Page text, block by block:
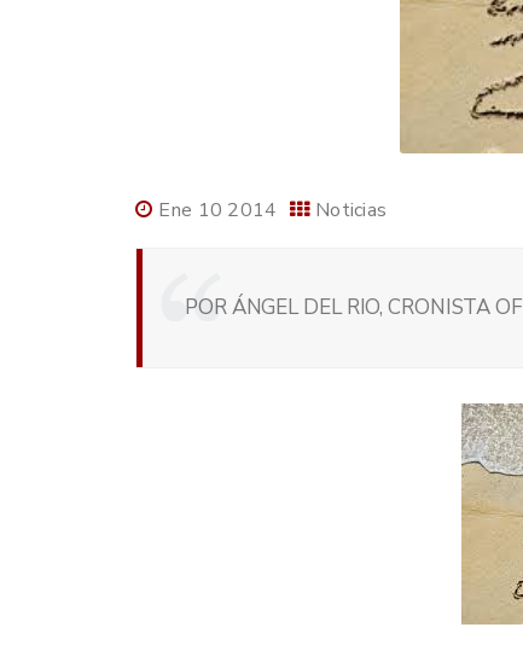
Ene 10 2014 Noticias
POR ÁNGEL DEL RIO, CRONISTA